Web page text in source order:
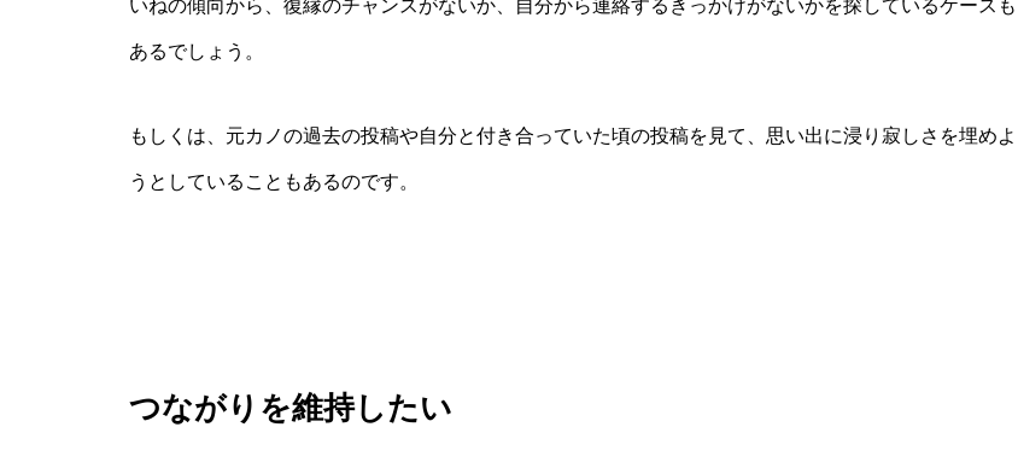
いねの傾向から、復縁のチャンスがないか、自分から連絡するきっかけがないかを探しているケースも
あるでしょう。
もしくは、元カノの過去の投稿や自分と付き合っていた頃の投稿を見て、思い出に浸り寂しさを埋めよ
うとしていることもあるのです。
つながりを維持したい